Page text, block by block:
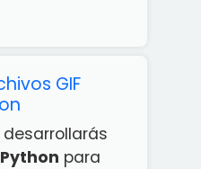
GIF
desarrollarás
para